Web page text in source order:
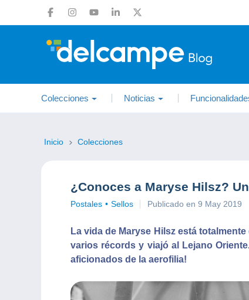
Colecciones Noticias
Inicio Colecciones
¿Conoces a Maryse Hilsz?
Postales Sellos Publicado en 9 May 2019
La vida de Maryse Hilsz está
varios récords y viajó al Lejano
aficionados de la aerofilia!